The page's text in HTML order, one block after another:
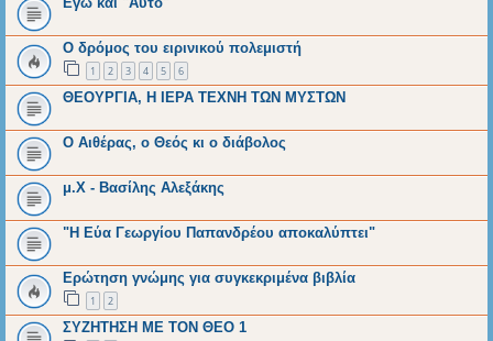
Ο δρόμος του ειρινικού πολεμιστή
1 2 3 4 5 6
ΘΕΟΥΡΓΙΑ, Η ΙΕΡΑ ΤΕΧΝΗ ΤΩΝ ΜΥΣΤΩΝ
Ο Αιθέρας, ο Θεός κι ο διάβολος
μ.Χ - Βασίλης Αλεξάκης
"Η Εύα Γεωργίου Παπανδρέου αποκαλύπτει"
Ερώτηση γνώμης για συγκεκριμένα βιβλία
1 2
ΣΥΖΗΤΗΣΗ ΜΕ ΤΟΝ ΘΕΟ 1